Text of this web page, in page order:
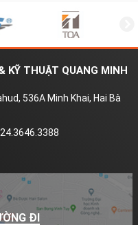
KỸ THUẬT QUANG MINH
536A Minh Khai, Hai Bà
ĐI